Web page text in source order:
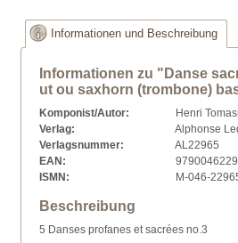
Informationen und Beschreibung
Informationen zu "Danse
ut ou saxhorn (trombone)
Komponist/Autor:
Henri Tomasi
Verlag:
Alphonse
Verlagsnummer:
AL22965
EAN:
ISMN:
M-046-
Beschreibung
5 Danses profanes et sacrées no.3